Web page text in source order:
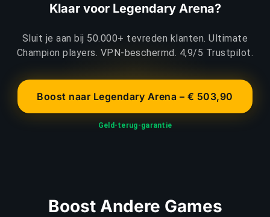
Klaar voor Legendary Arena?
Sluit je aan bij 50.000+ tevreden klanten. Ultimate
Champion players. VPN-beschermd. 4,9/5 Trustpilot.
Boost naar Legendary Arena – € 503,90
Geld-terug-garantie
Boost Andere Games